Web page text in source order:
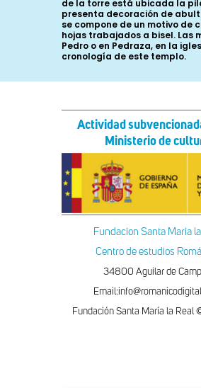
Actividad
Ministerio de
Fundacion Santa Maria
Centro de estudios
34800 Aguilar de
Fundación Santa María la Real